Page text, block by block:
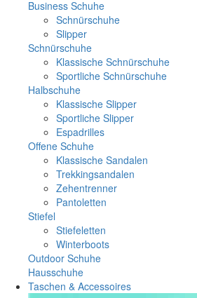
Business Schuhe
Schnürschuhe
Slipper
Schnürschuhe
Klassische Schnürschuhe
Sportliche Schnürschuhe
Halbschuhe
Klassische Slipper
Sportliche Slipper
Espadrilles
Offene Schuhe
Klassische Sandalen
Trekkingsandalen
Zehentrenner
Pantoletten
Stiefel
Stiefeletten
Winterboots
Outdoor Schuhe
Hausschuhe
Taschen & Accessoires